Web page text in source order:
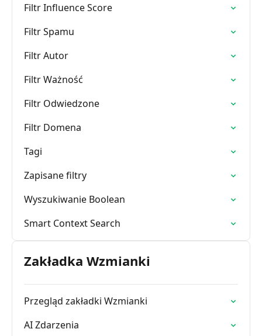
Filtr Influence Score
Filtr Spamu
Filtr Autor
Filtr Ważność
Filtr Odwiedzone
Filtr Domena
Tagi
Zapisane filtry
Wyszukiwanie Boolean
Smart Context Search
Zakładka Wzmianki
Przegląd zakładki Wzmianki
AI Zdarzenia